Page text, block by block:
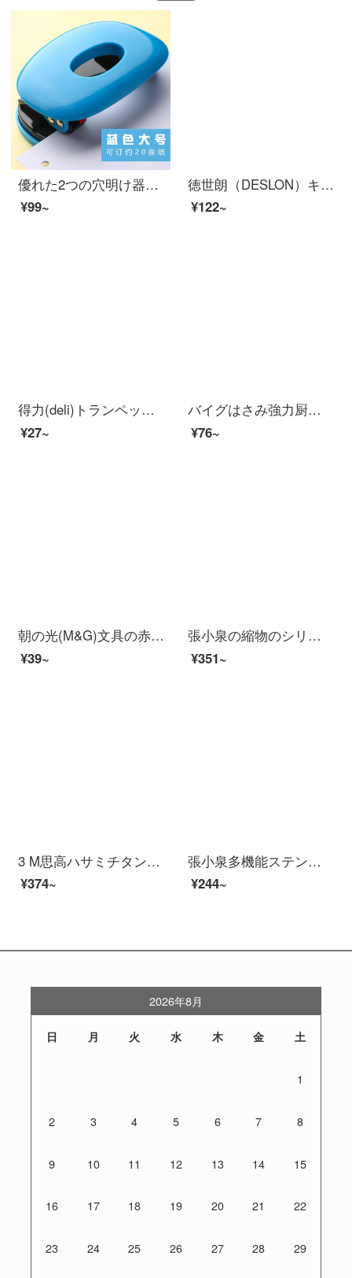
優れた2つの穴明け器を得ることができます。手動のファイル打抜機は20ページの9006の2つの穴明け器を打つことができます。（20枚まで可能です。）
¥99~
徳世朗（DESLON）キッチンカット多機能はさみFS-05
¥122~
得力(deli)トランペットアルミ合金のカバーの美工刀の壁紙の切れの紙の刀の事務用品の白色の2086
¥27~
バイグはさみ強力厨房鶏骨食品焼肉肉ハサミ白黒多機能カット（鞘付き）
¥76~
朝の光(M&G)文具の赤色の180 mmの経典の事務はさみ学生は紙の刀の普恵型の家庭用のはさみを切って単にASSN 2249を詰めます。
¥39~
張小泉の縮物のシリーズのステンレスは多く台所のはさみJ 202020202000を使います。
¥351~
3 M思高ハサミチタン金属不粘着ハサミオフィス/家庭用ハサミは左右の手で1468/8インチ使えます。
¥374~
張小泉多機能ステンレスの家庭用台所の大きいハサミは魚を切ってうろこを切ってニワトリを切ります。
¥244~
2026年8月
日 月 火 水 木 金 土
1
2 3 4 5 6 7 8
9 10 11 12 13 14 15
16 17 18 19 20 21 22
23 24 25 26 27 28 29